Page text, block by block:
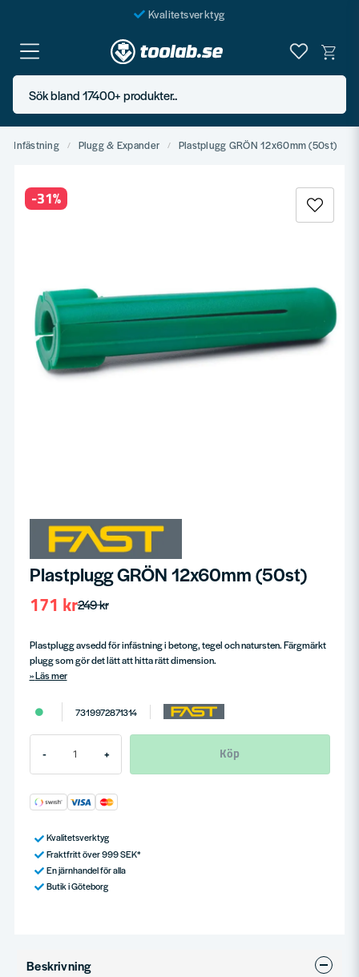
Kvalitetsverktyg
Fraktfritt över 999 SEK*
En järnhandel för alla
Butik i Göteborg
Sök bland 17400+ produkter..
Infästning Plugg & Expander Plastplugg GRÖN 12x60mm (50st)
-31%
Plastplugg GRÖN 12x60mm (50st)
249 kr
171 kr
Plastplugg avsedd för infästning i betong, tegel och natursten. Färgmärkt
plugg som gör det lätt att hitta rätt dimension.
Läs mer
7319972871314
- + Köp
Kvalitetsverktyg
Fraktfritt över 999 SEK*
En järnhandel för alla
Butik i Göteborg
Beskrivning